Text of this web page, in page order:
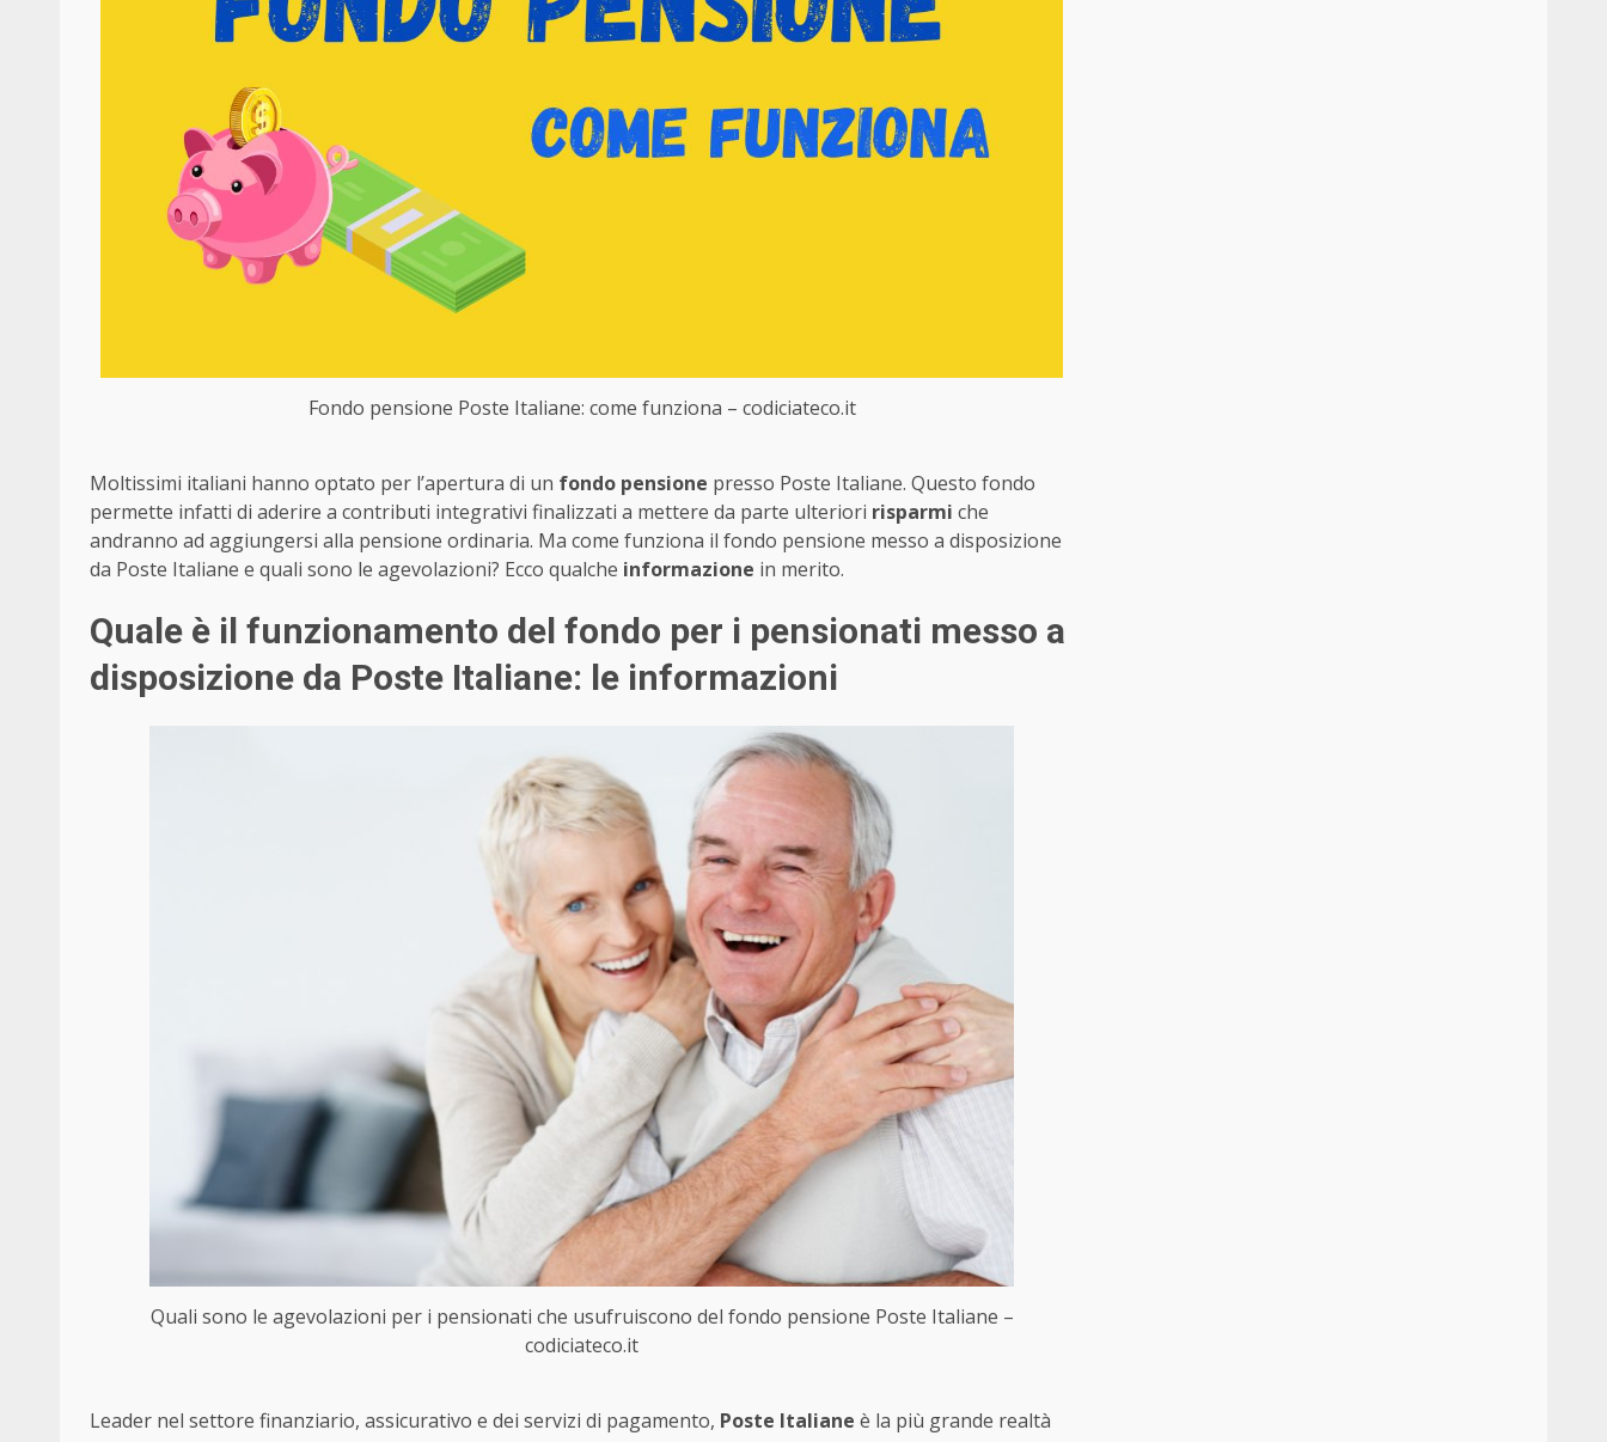
Fondo pensione Poste Italiane: come funziona – codiciateco.it
Moltissimi italiani hanno optato per l’apertura di un fondo pensione presso Poste Italiane. Questo fondo
permette infatti di aderire a contributi integrativi finalizzati a mettere da parte ulteriori risparmi che
andranno ad aggiungersi alla pensione ordinaria. Ma come funziona il fondo pensione messo a disposizione
da Poste Italiane e quali sono le agevolazioni? Ecco qualche informazione in merito.
Quale è il funzionamento del fondo per i pensionati messo a
disposizione da Poste Italiane: le informazioni
Quali sono le agevolazioni per i pensionati che usufruiscono del fondo pensione Poste Italiane –
codiciateco.it
Leader nel settore finanziario, assicurativo e dei servizi di pagamento, Poste Italiane è la più grande realtà